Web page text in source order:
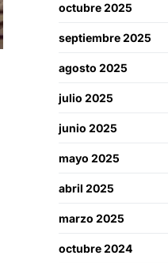
octubre 2025
septiembre 2025
agosto 2025
julio 2025
junio 2025
mayo 2025
abril 2025
marzo 2025
octubre 2024